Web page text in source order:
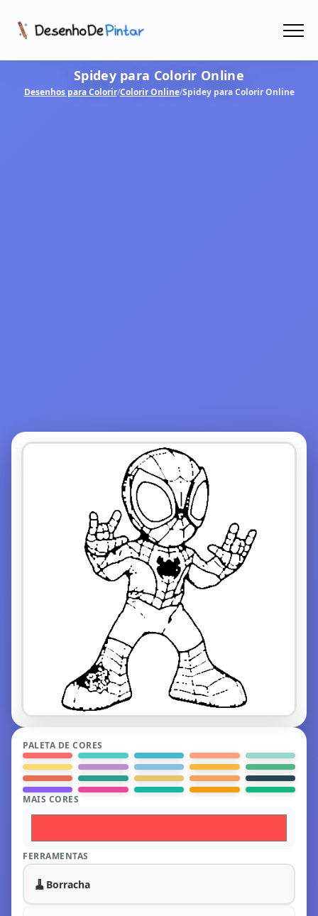
Coletâneas de Desenhos - PDF
Spidey para Colorir Online
Desenhos para Colorir/Colorir Online/Spidey para Colorir Online
PALETA DE CORES
MAIS CORES
FERRAMENTAS
🧹 Borracha